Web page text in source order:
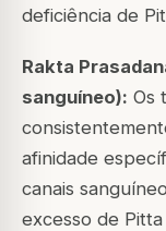
deficiência de
Rakta
sanguíneo): Os
afinidade
canais
excesso de